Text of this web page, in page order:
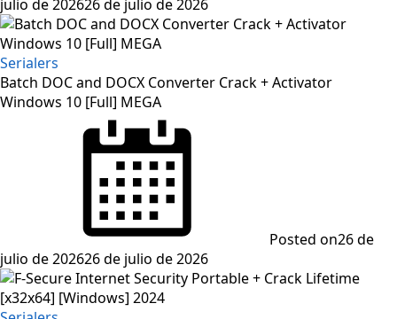
julio de 202626 de julio de 2026
Serialers
Batch DOC and DOCX Converter Crack + Activator
Windows 10 [Full] MEGA
Posted on26 de
julio de 202626 de julio de 2026